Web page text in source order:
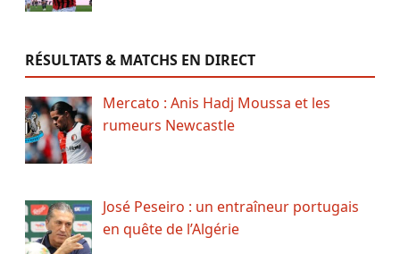
RÉSULTATS & MATCHS EN DIRECT
Mercato : Anis Hadj Moussa et les
rumeurs Newcastle
José Peseiro : un entraîneur portugais
en quête de l’Algérie